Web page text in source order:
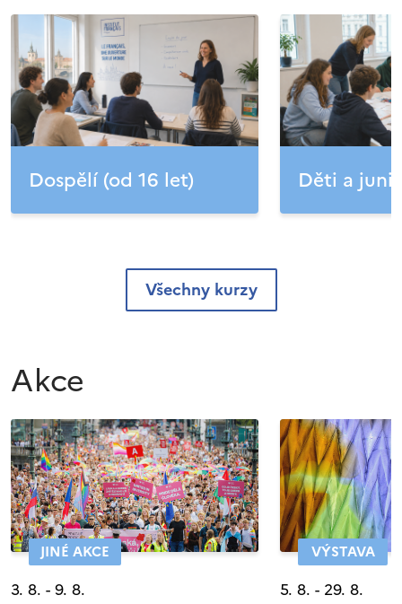
Dospělí (od 16 let) Děti a
Všechny kurzy
Akce
JINÉ AKCE
3. 8. - 9. 8.
VÝSTAVA
5. 8. - 29. 8.